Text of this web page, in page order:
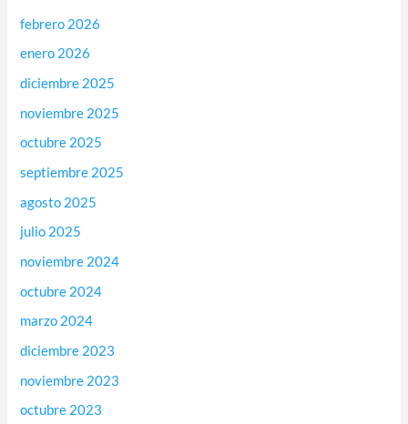
febrero 2026
enero 2026
diciembre 2025
noviembre 2025
octubre 2025
septiembre 2025
agosto 2025
julio 2025
noviembre 2024
octubre 2024
marzo 2024
diciembre 2023
noviembre 2023
octubre 2023